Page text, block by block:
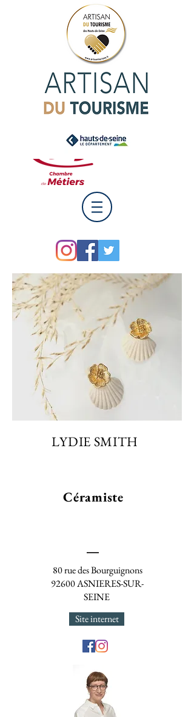
LYDIE SMITH
Céramiste
80 rue des Bourguignons
92600 ASNIERES-SUR-
SEINE
Site internet